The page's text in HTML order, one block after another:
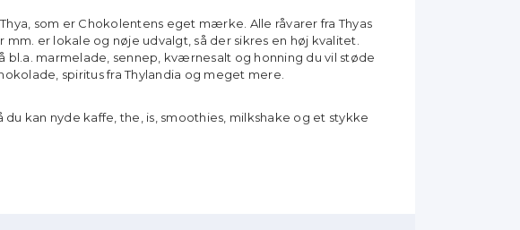
som er Chokolentens eget mærke. Alle råvarer fra Thyas
er lokale og nøje udvalgt, så der sikres en høj kvalitet.
marmelade, sennep, kværnesalt og honning du vil støde
spiritus fra Thylandia og meget mere.
kan nyde kaffe, the, is, smoothies, milkshake og et stykke